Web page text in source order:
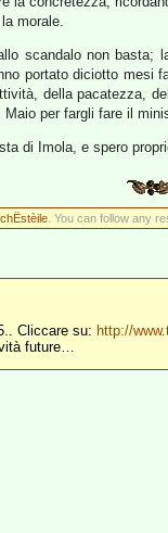
morale.
scandalo non
portato diciotto mesi
della pacatezza,
per fargli fare il
di Imola, e spero
. You can follow any
Cliccare su: http://
future…